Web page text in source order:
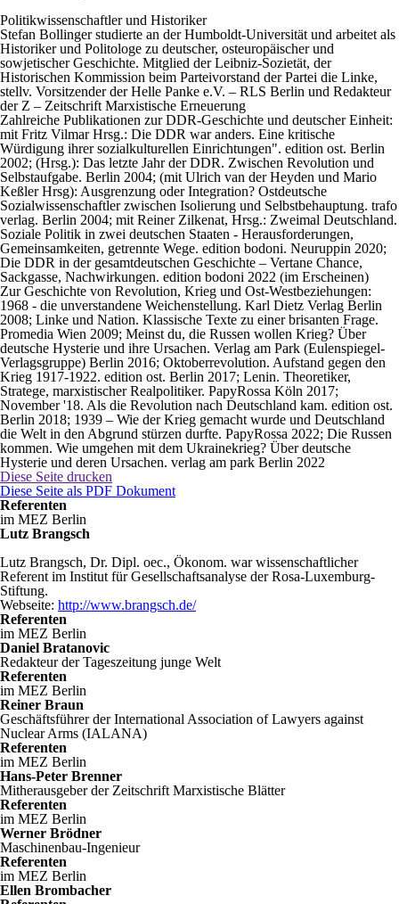
Politikwissenschaftler und Historiker
Stefan Bollinger studierte an der Humboldt-Universität und arbeitet als
Historiker und Politologe zu deutscher, osteuropäischer und
sowjetischer Geschichte. Mitglied der Leibniz-Sozietät, der
Historischen Kommission beim Parteivorstand der Partei die Linke,
stellv. Vorsitzender der Helle Panke e.V. – RLS Berlin und Redakteur
der Z – Zeitschrift Marxistische Erneuerung
Zahlreiche Publikationen zur DDR-Geschichte und deutscher Einheit:
mit Fritz Vilmar Hrsg.: Die DDR war anders. Eine kritische
Würdigung ihrer sozialkulturellen Einrichtungen". edition ost. Berlin
2002; (Hrsg.): Das letzte Jahr der DDR. Zwischen Revolution und
Selbstaufgabe. Berlin 2004; (mit Ulrich van der Heyden und Mario
Keßler Hrsg): Ausgrenzung oder Integration? Ostdeutsche
Sozialwissenschaftler zwischen Isolierung und Selbstbehauptung. trafo
verlag. Berlin 2004; mit Reiner Zilkenat, Hrsg.: Zweimal Deutschland.
Soziale Politik in zwei deutschen Staaten - Herausforderungen,
Gemeinsamkeiten, getrennte Wege. edition bodoni. Neuruppin 2020;
Die DDR in der gesamtdeutschen Geschichte – Vertane Chance,
Sackgasse, Nachwirkungen. edition bodoni 2022 (im Erscheinen)
Zur Geschichte von Revolution, Krieg und Ost-Westbeziehungen:
1968 - die unverstandene Weichenstellung. Karl Dietz Verlag Berlin
2008; Linke und Nation. Klassische Texte zu einer brisanten Frage.
Promedia Wien 2009; Meinst du, die Russen wollen Krieg? Über
deutsche Hysterie und ihre Ursachen. Verlag am Park (Eulenspiegel-
Verlagsgruppe) Berlin 2016; Oktoberrevolution. Aufstand gegen den
Krieg 1917-1922. edition ost. Berlin 2017; Lenin. Theoretiker,
Stratege, marxistischer Realpolitiker. PapyRossa Köln 2017;
November '18. Als die Revolution nach Deutschland kam. edition ost.
Berlin 2018; 1939 – Wie der Krieg gemacht wurde und Deutschland
die Welt in den Abgrund stürzen durfte. PapyRossa 2022; Die Russen
kommen. Wie umgehen mit dem Ukrainekrieg? Über deutsche
Hysterie und deren Ursachen. verlag am park Berlin 2022
Diese Seite drucken
Diese Seite als PDF Dokument
Referenten
im MEZ Berlin
Lutz Brangsch
Lutz Brangsch, Dr. Dipl. oec., Ökonom. war wissenschaftlicher
Referent im Institut für Gesellschaftsanalyse der Rosa-Luxemburg-
Stiftung.
Webseite: http://www.brangsch.de/
Referenten
im MEZ Berlin
Daniel Bratanovic
Redakteur der Tageszeitung junge Welt
Referenten
im MEZ Berlin
Reiner Braun
Geschäftsführer der International Association of Lawyers against
Nuclear Arms (IALANA)
Referenten
im MEZ Berlin
Hans-Peter Brenner
Mitherausgeber der Zeitschrift Marxistische Blätter
Referenten
im MEZ Berlin
Werner Brödner
Maschinenbau-Ingenieur
Referenten
im MEZ Berlin
Ellen Brombacher